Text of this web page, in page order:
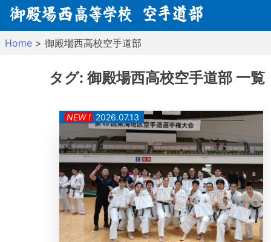
Skip
Home > 御殿場西高校空手道部
タグ: 御殿場西高校空手道部一覧
NEW ! 2026.07.13